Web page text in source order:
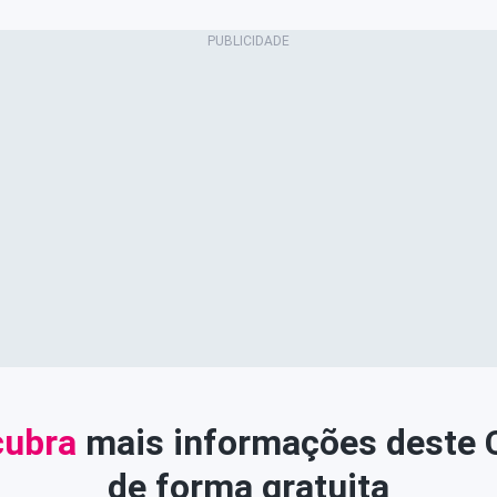
mais informações deste
de forma gratuita